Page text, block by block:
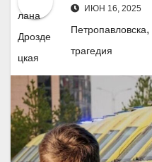
ИЮН 16, 2025
Петропавловска,
трагедия